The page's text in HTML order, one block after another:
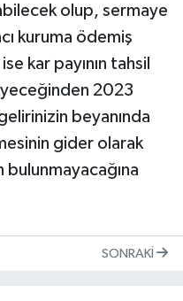
olup, sermaye
kuruma ödemiş
kar payının tahsil
2023
beyanında
gider olarak
bulunmayacağına
SONRAKI